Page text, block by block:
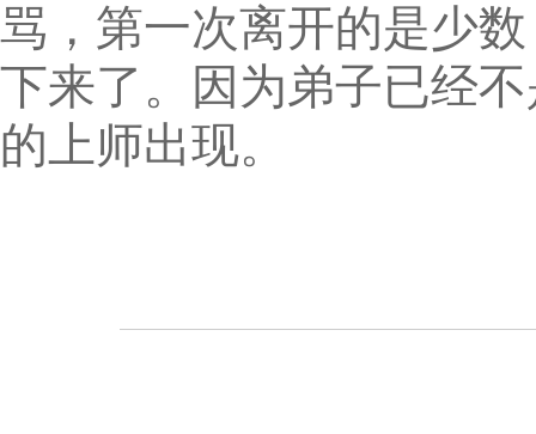
骂，第一次离开的是少
下来了。因为弟子已经
的上师出现。